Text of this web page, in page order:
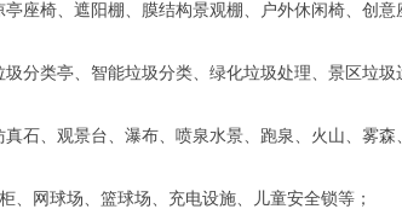
座椅、遮阳棚、膜结构景观棚、户外休闲椅、创意
分类亭、智能垃圾分类、绿化垃圾处理、景区垃圾
石、观景台、瀑布、喷泉水景、跑泉、火山、雾森
、网球场、篮球场、充电设施、儿童安全锁等；